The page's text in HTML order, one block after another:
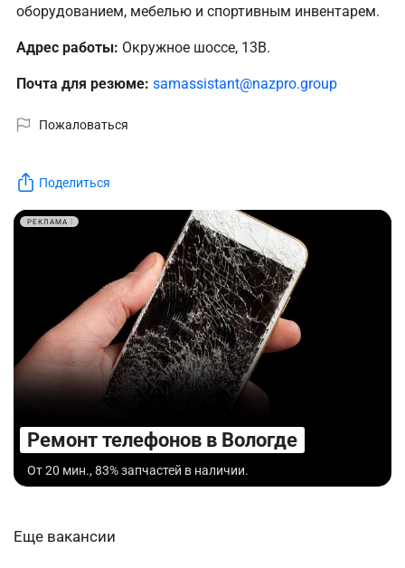
оборудованием, мебелью и спортивным инвентарем.
Адрес работы: Окружное шоссе, 13В.
Почта для резюме: samassistant@nazpro.group
Пожаловаться
Поделиться
РЕКЛАМА
Ремонт телефонов в Вологде
От 20 мин., 83% запчастей в наличии.
Еще вакансии